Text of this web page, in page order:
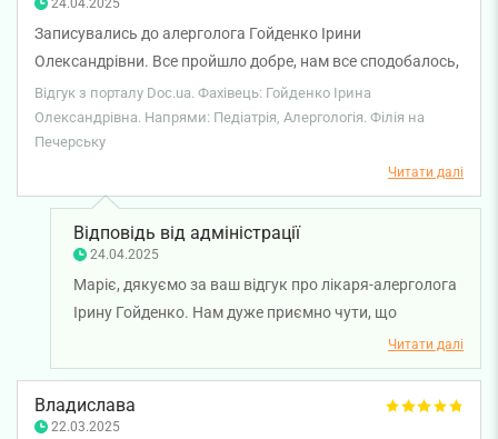
Записувались до алерголога Гойденко Ірини
Олександрівни. Все пройшло добре, нам все сподобалось,
лікарка все детально нам розповіла, я отримала відповіді
на всі питання, що цікавили мене.
Відгук з порталу Doc.ua. Фахівець: Гойденко Ірина
Олександрівна. Напрями: Педіатрія, Алергологія. Філія на
Печерську
Читати далі
Відповідь від адміністрації
24.04.2025
Маріє, дякуємо за ваш відгук про лікаря-алерголога
Ірину Гойденко. Нам дуже приємно чути, що
консультація лікаря залишила у вас позитивні
враження. Бажаємо вам міцного здоров'я!
Читати далі
Владислава
22.03.2025